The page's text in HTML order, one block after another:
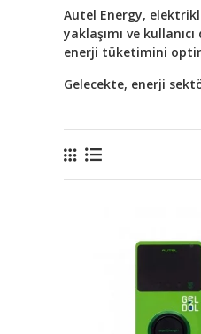
Autel Energy,
yaklaşımı ve
enerji tüketimini
Gelecekte, enerji